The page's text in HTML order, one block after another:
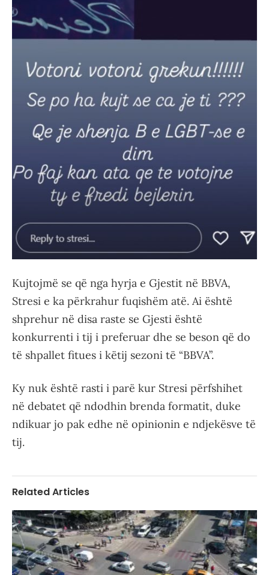
Kujtojmë se që nga hyrja e Gjestit në BBVA,
Stresi e ka përkrahur fuqishëm atë. Ai është
shprehur në disa raste se Gjesti është
konkurrenti i tij i preferuar dhe se beson që do
të shpallet fitues i këtij sezoni të “BBVA”.
Ky nuk është rasti i parë kur Stresi përfshihet
në debatet që ndodhin brenda formatit, duke
ndikuar jo pak edhe në opinionin e ndjekësve të
tij.
Related Articles